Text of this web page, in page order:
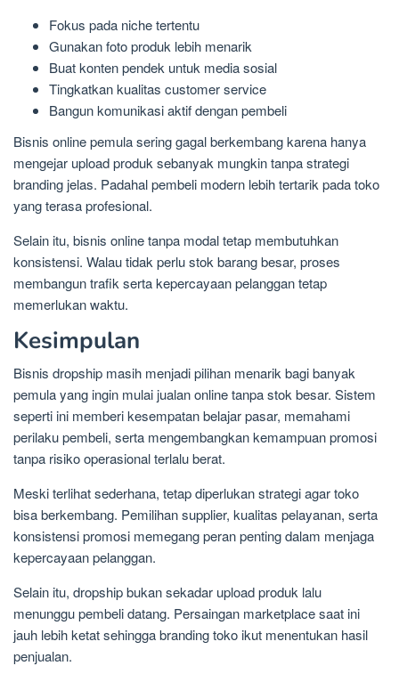
Fokus pada niche tertentu
Gunakan foto produk lebih menarik
Buat konten pendek untuk media sosial
Tingkatkan kualitas customer service
Bangun komunikasi aktif dengan pembeli
Bisnis online pemula sering gagal berkembang karena hanya
mengejar upload produk sebanyak mungkin tanpa strategi
branding jelas. Padahal pembeli modern lebih tertarik pada toko
yang terasa profesional.
Selain itu, bisnis online tanpa modal tetap membutuhkan
konsistensi. Walau tidak perlu stok barang besar, proses
membangun trafik serta kepercayaan pelanggan tetap
memerlukan waktu.
Kesimpulan
Bisnis dropship masih menjadi pilihan menarik bagi banyak
pemula yang ingin mulai jualan online tanpa stok besar. Sistem
seperti ini memberi kesempatan belajar pasar, memahami
perilaku pembeli, serta mengembangkan kemampuan promosi
tanpa risiko operasional terlalu berat.
Meski terlihat sederhana, tetap diperlukan strategi agar toko
bisa berkembang. Pemilihan supplier, kualitas pelayanan, serta
konsistensi promosi memegang peran penting dalam menjaga
kepercayaan pelanggan.
Selain itu, dropship bukan sekadar upload produk lalu
menunggu pembeli datang. Persaingan marketplace saat ini
jauh lebih ketat sehingga branding toko ikut menentukan hasil
penjualan.